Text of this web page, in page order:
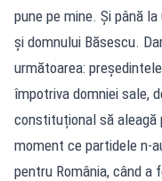
pune pe mine. Și până
și domnului Băsescu.
următoarea:
împotriva domniei sale,
constituțional să aleagă
moment ce partidele n-
pentru România, când a